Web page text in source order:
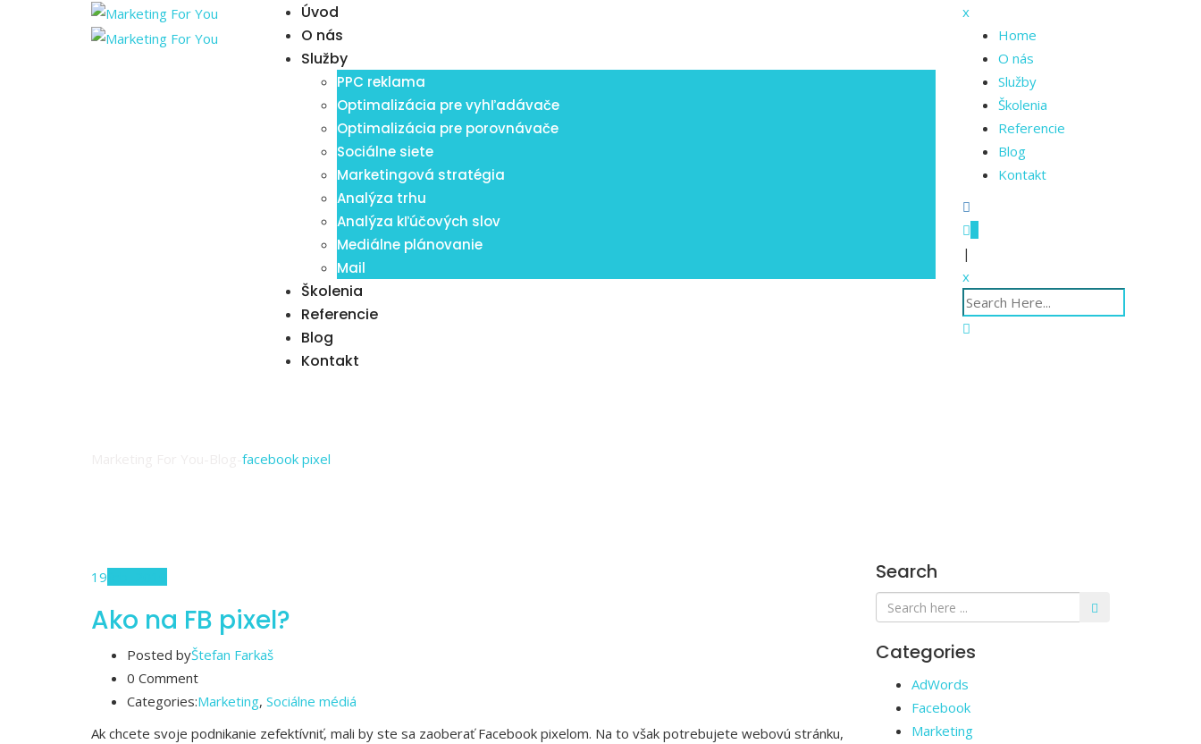
Úvod
O nás
Služby
PPC reklama
Optimalizácia pre vyhľadávače
Optimalizácia pre porovnávače
Sociálne siete
Marketingová stratégia
Analýza trhu
Analýza kľúčových slov
Mediálne plánovanie
Mail
Školenia
Referencie
Blog
Kontakt
x
Home
O nás
Služby
Školenia
Referencie
Blog
Kontakt
|
x
facebook pixel
19
Ako na FB pixel?
Posted byŠtefan Farkaš
0 Comment
Categories:Marketing, Sociálne médiá
Ak chcete svoje podnikanie zefektívniť, mali by ste sa zaoberať Facebook pixelom. Na to však potrebujete webovú stránku,
Search
Categories
AdWords
Facebook
Marketing